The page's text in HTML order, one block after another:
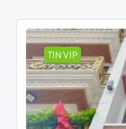
TIN VIP